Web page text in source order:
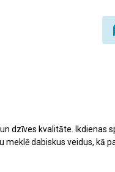
dzīves kvalitāte. Ikdienas
dabiskus veidus, kā
iedarbības dēļ. Aptelia